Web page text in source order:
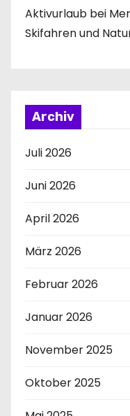
Aktivurlaub bei
Skifahren und
Archiv
Juli 2026
Juni 2026
April 2026
März 2026
Februar 2026
Januar 2026
November 2025
Oktober 2025